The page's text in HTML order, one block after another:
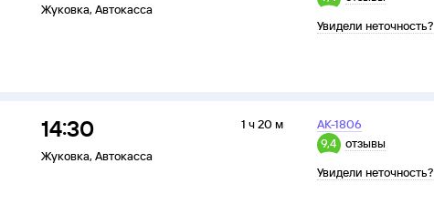
Жуковка, Автокасса
Увидели неточность?
14:30
Жуковка, Автокасса
1 ч 20 м
АК-1806
9,4
отзывы
Увидели неточность?